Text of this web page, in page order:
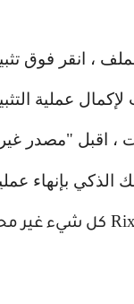
، انقر فوق
لإكمال عملية
، اقبل "مصدر
الذكي بإنهاء
كل شيء غير